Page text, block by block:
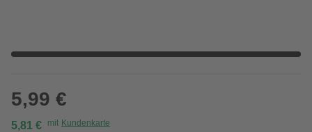
5,99 €
5,81 € mit Kundenkarte